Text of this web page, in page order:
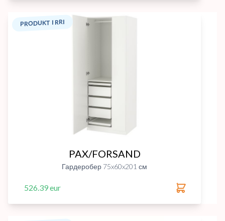
PRODUKT I RRI
PAX/FORSAND
Гардеробер 75x60x201 см
526.39 eur